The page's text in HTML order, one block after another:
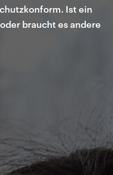
Ist ein
braucht es andere